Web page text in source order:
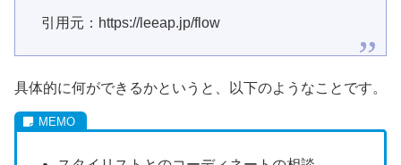
引用元：https://leeap.jp/flow
具体的に何ができるかというと、以下のようなことです。